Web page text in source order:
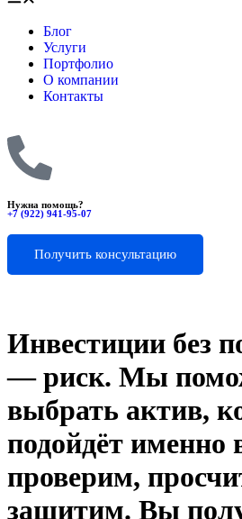
Блог
Услуги
Портфолио
О компании
Контакты
Нужна помощь?
+7 (922) 941-95-07
Получить консультацию
Инвестиции без
— риск. Мы
выбрать актив,
подойдёт именно
проверим,
защитим. Вы